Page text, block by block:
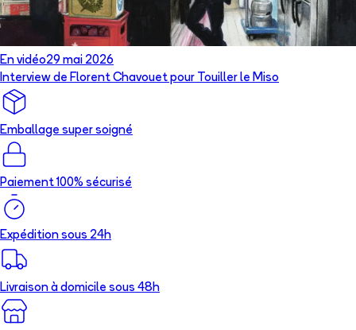
En vidéo29 mai 2026
Interview de Florent Chavouet pour Touiller le Miso
Emballage super soigné
Paiement 100% sécurisé
Expédition sous 24h
Livraison à domicile sous 48h